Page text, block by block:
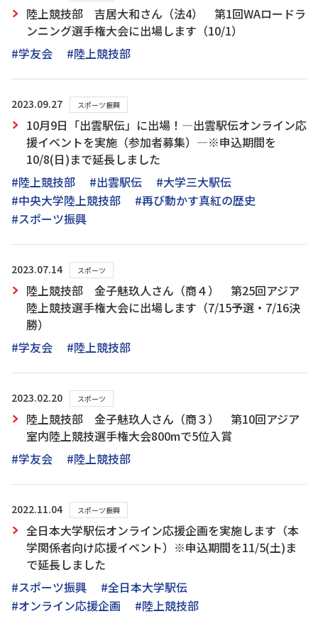
陸上競技部 吉居大和さん（法4） 第1回WAロードラ
ンニング選手権大会に出場します（10/1）
#学友会
#陸上競技部
2023.09.27 スポーツ振興
10月9日「出雲駅伝」に出場！―出雲駅伝オンライン応
援イベントを実施（参加者募集）―※申込期間を
10/8(日)まで延長しました
#陸上競技部
#出雲駅伝
#大学三大駅伝
#中央大学陸上競技部
#再び動かす真紅の歴史
#スポーツ振興
2023.07.14 スポーツ
陸上競技部 金子魅玖人さん（商４） 第25回アジア
陸上競技選手権大会に出場します（7/15予選・7/16決
勝）
#学友会
#陸上競技部
2023.02.20 スポーツ
陸上競技部 金子魅玖人さん（商３） 第10回アジア
室内陸上競技選手権大会800mで5位入賞
#学友会
#陸上競技部
2022.11.04 スポーツ振興
全日本大学駅伝オンライン応援企画を実施します（本
学関係者向け応援イベント）※申込期間を11/5(土)ま
で延長しました
#スポーツ振興
#全日本大学駅伝
#オンライン応援企画
#陸上競技部